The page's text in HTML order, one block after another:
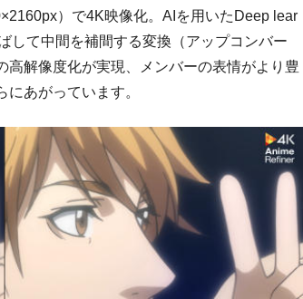
）で4K映像化。AIを用いたDeep lear
して中間を補間する変換（アップコンバー
高解像度化が実現、メンバーの表情がより豊
あがっています。